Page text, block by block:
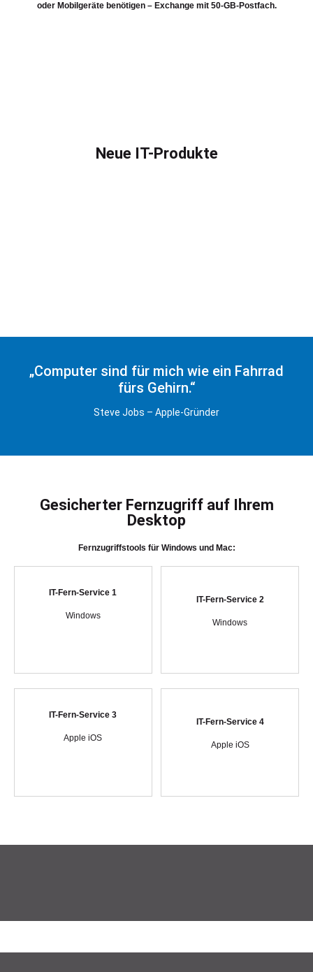
oder Mobilgeräte benötigen – Exchange mit 50-GB-Postfach.
Neue IT-Produkte
„Computer sind für mich wie ein Fahrrad
fürs Gehirn.“
Steve Jobs – Apple-Gründer
Gesicherter Fernzugriff auf Ihrem
Desktop
Fernzugriffstools für Windows und Mac:
IT-Fern-Service 1
Windows
IT-Fern-Service 2
Windows
IT-Fern-Service 3
Apple iOS
IT-Fern-Service 4
Apple iOS